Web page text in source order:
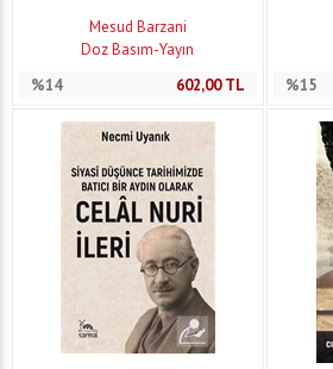
Mesud Barzani
Doz Basım-Yayın
%14
602,00TL
%15